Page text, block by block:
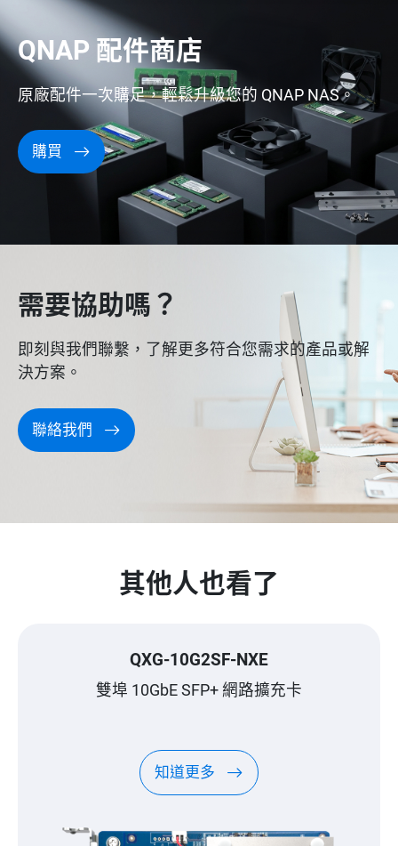
QNAP 配件商店
原廠配件一次購足，輕鬆升級您的 QNAP NAS。
購買
需要協助嗎？
即刻與我們聯繫，了解更多符合您需求的產品或解
決方案。
聯絡我們
其他人也看了
QXG-10G2SF-NXE
雙埠 10GbE SFP+ 網路擴充卡
知道更多